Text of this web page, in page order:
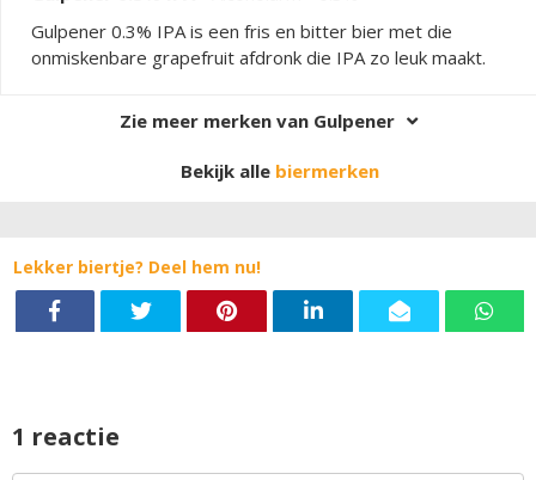
Gulpener 0.3% IPA is een fris en bitter bier met die
onmiskenbare grapefruit afdronk die IPA zo leuk maakt.
Zie meer merken van Gulpener
Bekijk alle biermerken
Lekker biertje? Deel hem nu!
1 reactie